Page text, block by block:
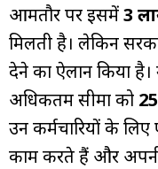
आमतौर पर इसमें3
मिलती है। लेकिन
देने का ऐलान किया
अधिकतम सीमा को
उन कर्मचारियों के
काम करते हैं और अपनी